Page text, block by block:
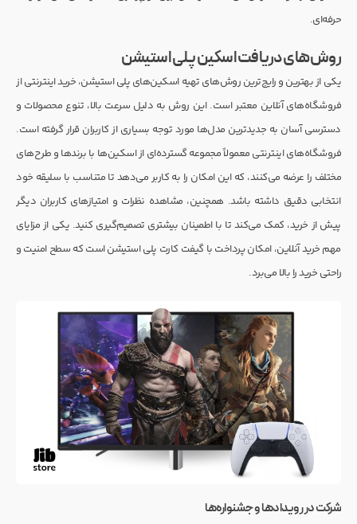
حرفه‌ای.
روش‌های دریافت اسکین پلی استیشن
یکی از بهترین و رایج‌ترین روش‌های تهیه اسکین‌های پلی استیشن، خرید اینترنتی از
فروشگاه‌های آنلاین معتبر است. این روش به دلیل سرعت بالا، تنوع محصولات و
دسترسی آسان به جدیدترین مدل‌ها مورد توجه بسیاری از کاربران قرار گرفته است.
فروشگاه‌های اینترنتی معمولاً مجموعه گسترده‌ای از اسکین‌ها با برندها و طرح‌های
مختلف را عرضه می‌کنند، که این امکان را به کاربر می‌دهد تا متناسب با سلیقه خود
انتخابی دقیق داشته باشد. همچنین، مشاهده نظرات و امتیازهای کاربران دیگر
پیش از خرید، کمک می‌کند تا با اطمینان بیشتری تصمیم‌گیری کنید. یکی از مزایای
مهم خرید آنلاین، امکان پرداخت با گیفت کارت پلی استیشن است که سطح امنیت و
راحتی خرید را بالا می‌برد.
شرکت در رویدادها و جشنواره‌ها